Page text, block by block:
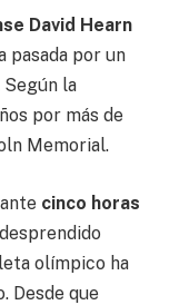
David Hearn
pasada por un
la
por más de
Memorial.
cinco horas
olímpico ha
Desde que